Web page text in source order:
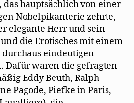
hauptsächlich von einer
Nobelpikanterie zehrte,
elegante Herr und sein
die Erotisches mit einem
durchaus eindeutigen
Dafür waren die gefragten
Eddy Beuth, Ralph
Pagode, Piefke in Paris,